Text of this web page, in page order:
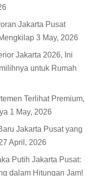
Jakarta Pusat
3 May, 2026
Jakarta 2026, Ini
untuk Rumah
Terlihat Premium,
1 May, 2026
Jakarta Pusat yang
April, 2026
Putih Jakarta Pusat:
dalam Hitungan Jam!